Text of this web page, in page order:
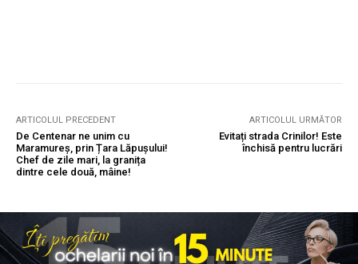
ARTICOLUL PRECEDENT
De Centenar ne unim cu
Maramureș, prin Țara Lăpușului!
Chef de zile mari, la granița
dintre cele două, mâine!
ARTICOLUL URMĂTOR
Evitați strada Crinilor! Este
închisă pentru lucrări